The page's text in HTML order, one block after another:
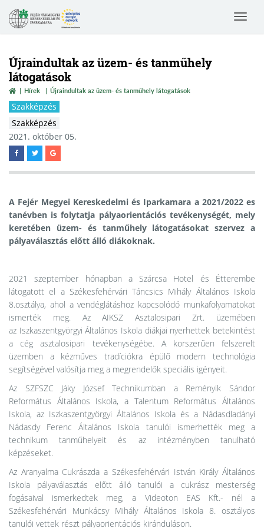
Toggle
Újraindultak az üzem- és tanműhely
látogatások
Hírek Újraindultak az üzem- és tanműhely látogatások
Szakképzés
Szakképzés
2021. október 05.
A Fejér Megyei Kereskedelmi és Iparkamara a 2021/2022 es
tanévben is folytatja pályaorientációs tevékenységét, mely
keretében üzem- és tanműhely látogatásokat szervez a
pályaválasztás előtt álló diákoknak.
2021 szeptember hónapban a Szárcsa Hotel és Étterembe
látogatott el a Székesfehérvári Táncsics Mihály Általános Iskola
8.osztálya, ahol a vendéglátáshoz kapcsolódó munkafolyamatokat
ismerték meg. Az AIKSZ Asztalosipari Zrt. üzemében
az Iszkaszentgyörgyi Általános Iskola diákjai nyerhettek betekintést
a cég asztalosipari tevékenységébe. A korszerűen felszerelt
üzemben a kézműves tradíciókra épülő modern technológia
segítségével valósítja meg a megrendelők speciális igényeit.
Az SZFSZC Jáky József Technikumban a Reményik Sándor
Református Általános Iskola, a Talentum Református Általános
Iskola, az Iszkaszentgyörgyi Általános Iskola és a Nádasdladányi
Nádasdy Ferenc Általános Iskola tanulói ismerhették meg a
technikum tanműhelyeit és az intézményben tanulható
képzéseket.
Az Aranyalma Cukrászda a Székesfehérvári István Király Általános
Iskola pályaválasztás előtt álló tanulói a cukrász mesterség
fogásaival ismerkedtek meg, a Videoton EAS Kft.- nél a
Székesfehérvári Munkácsy Mihály Általános Iskola 8. osztályos
tanulói vettek részt pályaorientációs kiránduláson.